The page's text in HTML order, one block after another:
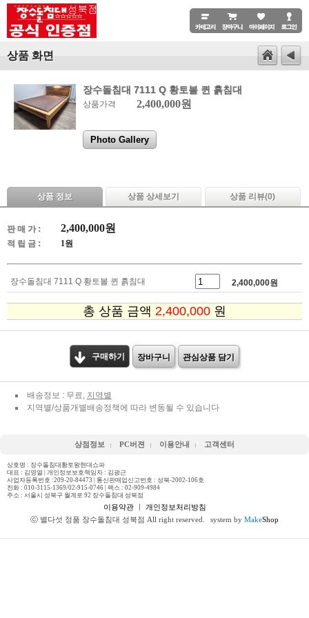
상품 화면
장수돌침대 7111 Q 황토볼 퀸 흙침대
상품가격 2,400,000원
Photo Gallery
상품 정보 상품 상세보기 상품 리뷰(0)
판 매 가 : 2,400,000원
적 립 금 : 1원
장수돌침대 7111 Q 황토볼 퀸 흙침대 2,400,000원
총 상품 금액 2,400,000 원
구매하기 장바구니 관심상품 담기
배송정보 : 무료, 지역별
지역별/상품개별배송정책에 따라 변동될 수 있습니다
상점정보 PC버젼 이용안내 고객센터
상호명 : 장수돌침대황토왕현대쇼파
대표 : 김영열 | 개인정보보호책임자 : 김광근
사업자등록번호 :209-20-84473 | 통신판매업신고번호 : 성북-2002-106호
전화 : 010-3115-1369/02-915-0746 | 팩스 : 02-909-4984
주소 : 서울시 성북구 월계로 92 장수돌침대 성북점
이용약관ㅣ 개인정보처리방침
ⓒ 별다섯 정품 장수돌침대 성북점 All right reserved.
system by MakeShop